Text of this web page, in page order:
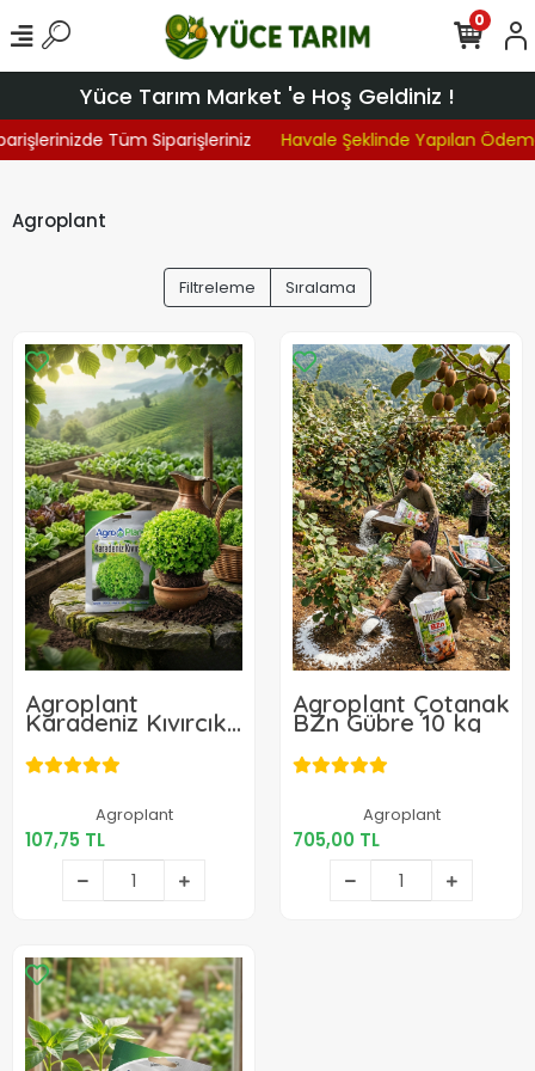
Yüce Tarım Market 'e Hoş Geldiniz !
Tüm Siparişleriniz Havale Şeklinde Yapılan
0
Agroplant
Filtreleme Sıralama
Agroplant
Karadeniz Kıvırcık
Marul Tohumu 25
gr
Agroplant
107,75 TL
107,75 TL
Sepete Ekle
Agroplant Çotanak
BZn Gübre 10 kg
Agroplant
705,00 TL
705,00 TL
Sepete Ekle